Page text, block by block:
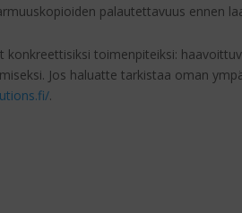
palautettavuus ennen
toimenpiteiksi:
Jos haluatte tarkistaa oman
.